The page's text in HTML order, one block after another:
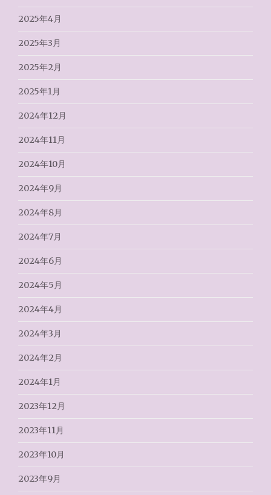
2025年4月
2025年3月
2025年2月
2025年1月
2024年12月
2024年11月
2024年10月
2024年9月
2024年8月
2024年7月
2024年6月
2024年5月
2024年4月
2024年3月
2024年2月
2024年1月
2023年12月
2023年11月
2023年10月
2023年9月